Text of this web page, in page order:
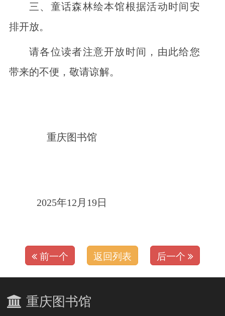
三、童话森林绘本馆根据活动时间安
排开放。
请各位读者注意开放时间，由此给您
带来的不便，敬请谅解。
重庆图书馆
2025年12月19日
前一个 返回列表 后一个
重庆图书馆